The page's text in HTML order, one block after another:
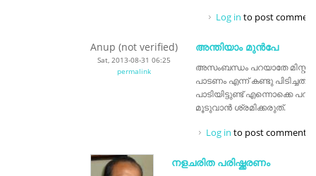
Log in to post
Anup (not verified)
Sat, 2013-08-31 06:25
permalink
അന്തിയാം മുൻപേ
അസംബന്ധം പറയാതേ
പാടണം എന്ന് കണ്ടു പിടിച്ചത്
പാടിയിട്ടുണ്ട് എന്നൊക്കെ
മൂടുവാൻ ശ്രമിക്കരുത്.
Log in to post comments
നളചരിത പരിഷ്ക്കരണം